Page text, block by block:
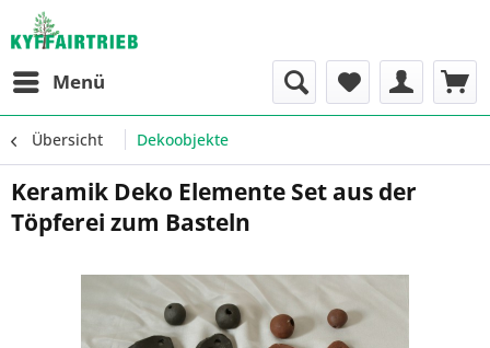
Menü
Übersicht Dekoobjekte
Keramik Deko Elemente Set aus der
Töpferei zum Basteln